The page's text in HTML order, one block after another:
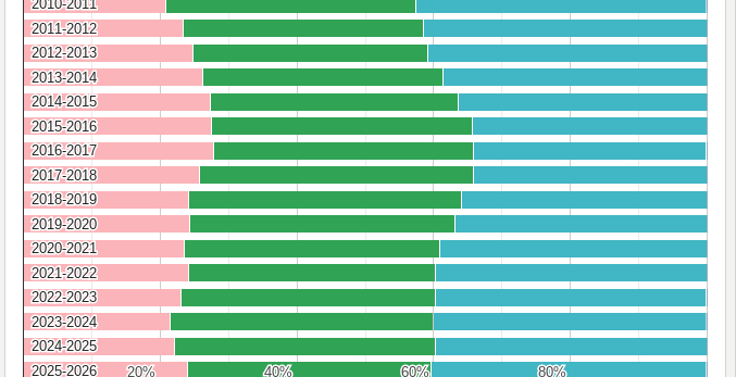
20%
20% 40%
40% 60%
60% 80%
80%
2010-2011
2010-2011
2011-2012
2011-2012
2012-2013
2012-2013
2013-2014
2013-2014
2014-2015
2014-2015
2015-2016
2015-2016
2016-2017
2016-2017
2017-2018
2017-2018
2018-2019
2018-2019
2019-2020
2019-2020
2020-2021
2020-2021
2021-2022
2021-2022
2022-2023
2022-2023
2023-2024
2023-2024
2024-2025
2024-2025
2025-2026
2025-2026